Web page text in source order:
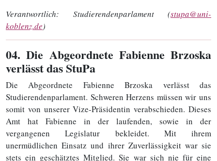
Verantwortlich: Studierendenparlament (stupa@uni-
koblenz.de)
04. Die Abgeordnete Fabienne Brzoska
verlässt das StuPa
Die Abgeordnete Fabienne Brzoska verlässt das
Studierendenparlament. Schweren Herzens müssen wir uns
somit von unserer Vize-Präsidentin verabschieden. Dieses
Amt hat Fabienne in der laufenden, sowie in der
vergangenen Legislatur bekleidet. Mit ihrem
unermüdlichen Einsatz und ihrer Zuverlässigkeit war sie
stets ein geschätztes Mitglied. Sie war sich nie für eine